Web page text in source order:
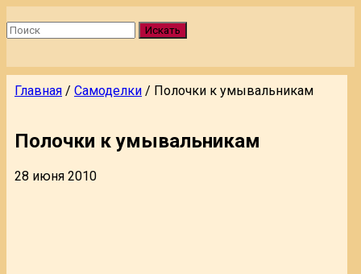
Искать
Главная / Самоделки / Полочки к умывальникам
Полочки к умывальникам
28 июня 2010